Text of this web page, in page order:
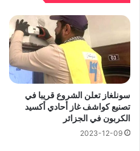
سونلغاز تعلن الشروع قريبا في
تصنيع كواشف غاز أحادي أكسيد
الكربون في الجزائر
2023-12-09